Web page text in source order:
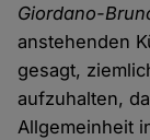
Giordano-
anstehenden
gesagt,
aufzuhalten,
Allgemeinheit